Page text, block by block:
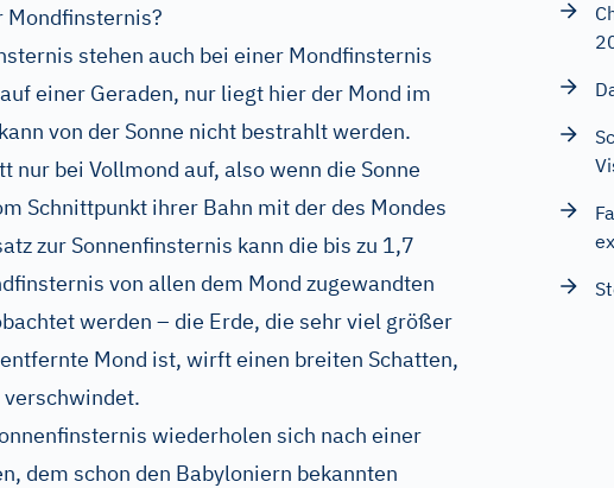
Mondfinsternis?
stehen auch bei einer Mondfinsternis
einer Geraden, nur liegt hier der Mond im
von der Sonne nicht bestrahlt werden.
nur bei Vollmond auf, also wenn die Sonne
Schnittpunkt ihrer Bahn mit der des Mondes
zur Sonnenfinsternis kann die bis zu 1,7
von allen dem Mond zugewandten
werden – die Erde, die sehr viel größer
Mond ist, wirft einen breiten Schatten,
verschwindet.
wiederholen sich nach einer
dem schon den Babyloniern bekannten